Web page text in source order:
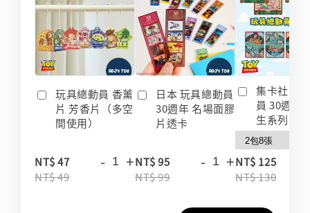
玩具總動員 香薰
片 芳香片（多空
間使用）
NT$ 47
NT$ 49
- +
日本 玩具總動員
30週年 名場面膠
片透卡
NT$ 95
NT$ 99
- +
集卡社 玩
員 30週年
生系列 收
NT$ 125
NT$ 130